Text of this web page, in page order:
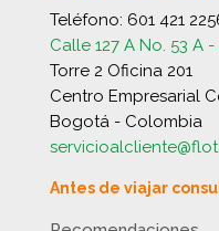
Teléfono: 601 421
Calle 127 A No. 53 A -
Torre 2 Oficina 201
Centro Empresarial
Bogotá - Colombia
Antes de viajar